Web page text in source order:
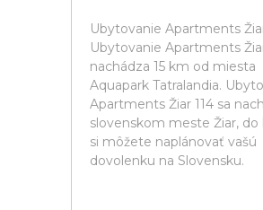
Ubytovanie Apartments
Ubytovanie Apartments
nachádza 15 km od miesta
Aquapark Tatralandia.
Apartments Žiar 114 sa
slovenskom meste Žiar,
si môžete naplánovať vašú
dovolenku na Slovensku.